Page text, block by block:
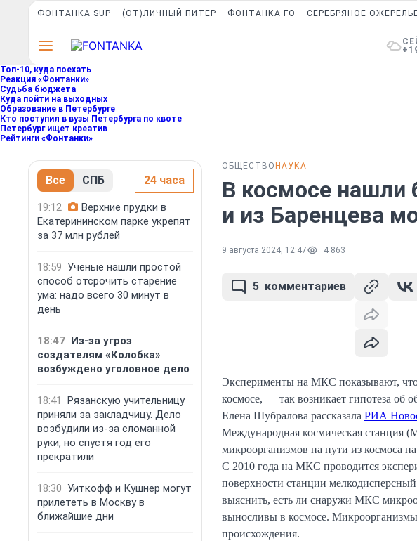
ФОНТАНКА SUP (ОТ)ЛИЧНЫЙ ПИТЕР ФОНТАНКА ГО СЕРЕБРЯНОЕ
Топ-10, куда поехать
Реакция «Фонтанки»
Судьба бюджета
Куда пойти на выходных
Образование в Петербурге
Кто поступил в вузы Петербурга по квоте
Петербург ищет креатив
Рейтинги «Фонтанки»
Все СПБ 24 часа
19:12
Верхние прудки в
Екатерининском парке укрепят
за 37 млн рублей
18:59 Ученые нашли простой
способ отсрочить старение
ума: надо всего 30 минут в
день
18:47 Из-за угроз
создателям «Колобка»
возбуждено уголовное дело
18:41
Рязанскую учительницу
приняли за закладчицу. Дело
возбудили из-за сломанной
руки, но спустя год его
прекратили
18:30 Уиткофф и Кушнер могут
прилететь в Москву в
ближайшие дни
ОБЩЕСТВО НАУКА
В космосе нашли
и из Баренцева
9 августа 2024, 12:47 4 863
5 комментариев
Эксперименты на МКС показывают,
космосе, — так возникает гипотеза
Елена Шубралова рассказала РИА
Международная космическая станция
микроорганизмов на пути из космоса
С 2010 года на МКС проводится
поверхности станции
выяснить, есть ли снаружи МКС
выносливы в космосе.
происхождения.